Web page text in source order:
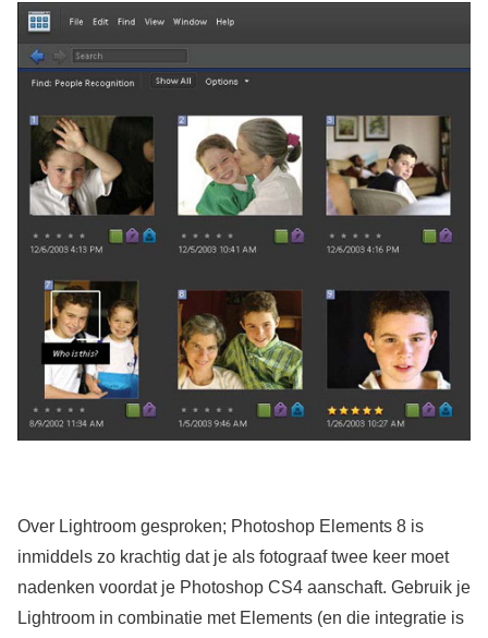
Over Lightroom gesproken; Photoshop Elements 8 is
inmiddels zo krachtig dat je als fotograaf twee keer moet
nadenken voordat je Photoshop CS4 aanschaft. Gebruik je
Lightroom in combinatie met Elements (en die integratie is